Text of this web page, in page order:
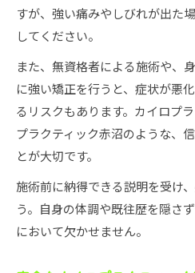
すが、強い痛みやしびれが出た
してください。
また、無資格者による施術や、
に強い矯正を行うと、症状が悪
るリスクもあります。カイロプ
プラクティック赤沼のような、
とが大切です。
施術前に納得できる説明を受け
う。自身の体調や既往歴を隠さ
において欠かせません。